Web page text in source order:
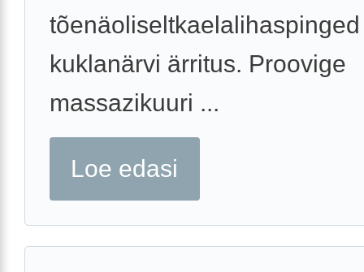
kuklanärvi ärritus. Proovige
massazikuuri ...
Loe edasi